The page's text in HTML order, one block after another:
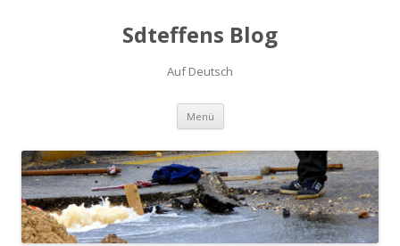
Sdteffens Blog
Auf Deutsch
Menü Zum Inhalt springen